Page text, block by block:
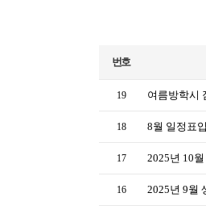
번호
19 여름방학시
18 8월 일정표
17 2025년 10
16 2025년 9월